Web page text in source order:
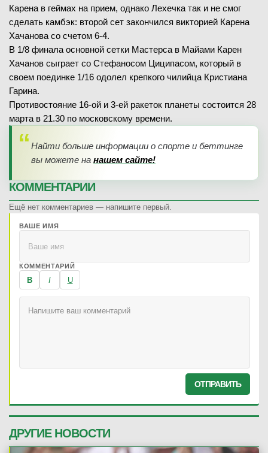
Карена в геймах на прием, однако Лехечка так и не смог
сделать камбэк: второй сет закончился викторией Карена
Хачанова со счетом 6-4.
В 1/8 финала основной сетки Мастерса в Майами Карен
Хачанов сыграет со Стефаносом Циципасом, который в
своем поединке 1/16 одолел крепкого чилийца Кристиана
Гарина.
Противостояние 16-ой и 3-ей ракеток планеты состоится 28
марта в 21.30 по московскому времени.
Найти больше информации о спорте и беттинге
вы можете на нашем сайте!
КОММЕНТАРИИ
Ещё нет комментариев — напишите первый.
ВАШЕ ИМЯ
КОММЕНТАРИЙ
B I U
ОТПРАВИТЬ
ДРУГИЕ НОВОСТИ